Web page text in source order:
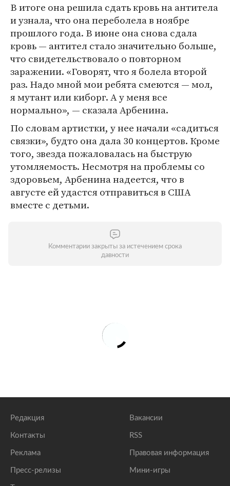
В итоге она решила сдать кровь на антитела
и узнала, что она переболела в ноябре
прошлого года. В июне она снова сдала
кровь — антител стало значительно больше,
что свидетельствовало о повторном
заражении. «Говорят, что я болела второй
раз. Надо мной мои ребята смеются — мол,
я мутант или киборг. А у меня все
нормально», — сказала Арбенина.
По словам артистки, у нее начали «садиться
связки», будто она дала 30 концертов. Кроме
того, звезда пожаловалась на быструю
утомляемость. Несмотря на проблемы со
здоровьем, Арбенина надеется, что в
августе ей удастся отправиться в США
вместе с детьми.
Комментарии закрыты за истечением срока
давности
Редакция
Контакты
Реклама
Пресс-релизы
Вакансии
RSS
Правовая информация
Мини-игры